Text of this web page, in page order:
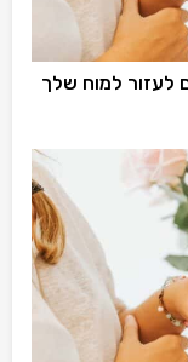
לעזור למוח שלך